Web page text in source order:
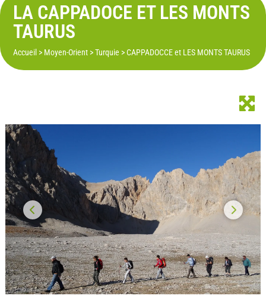
LA CAPPADOCE ET LES MONTS
TAURUS
Accueil > Moyen-Orient >Turquie >CAPPADOCCE et LES MONTS TAURUS